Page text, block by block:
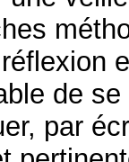
de
par